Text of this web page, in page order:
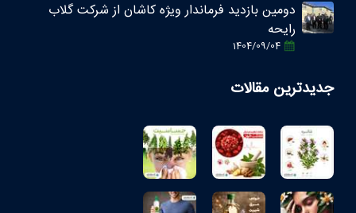
دومین بازدید فرماندار ویژه کاشان از شرکت گلاب
رایحه
1404/09/04
جدیدترین مقالات